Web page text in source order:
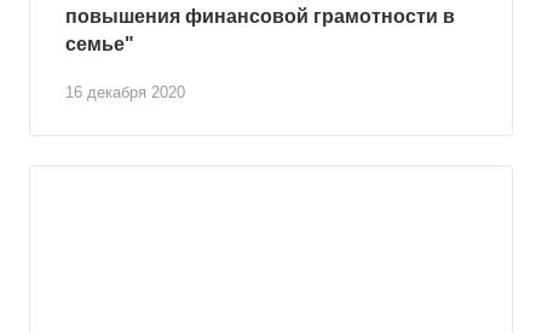
16 декабря 2020
повышения финансовой грамотности в
семье"